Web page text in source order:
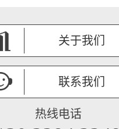
关于我们
联系我们
热线电话